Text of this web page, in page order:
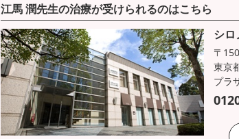
江馬 潤先生の治療が受けられるのはこちら
シ
〒
東京
プラ